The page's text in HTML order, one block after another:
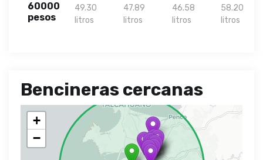
60000
pesos
49.30
litros
47.89
litros
46.58
litros
58.20
litros
Bencineras cercanas
+
−